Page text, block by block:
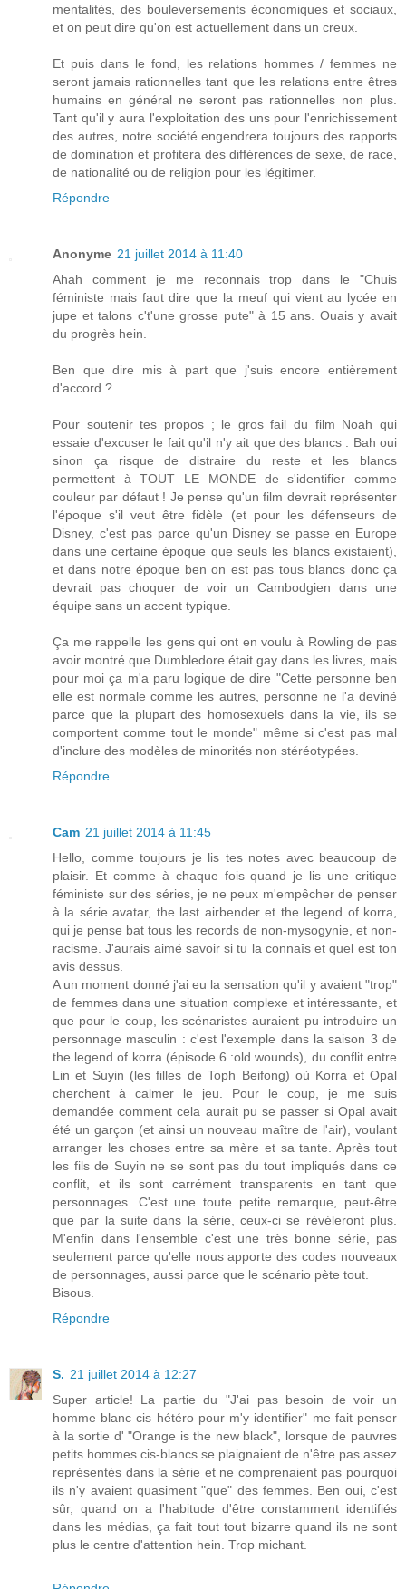
mentalités, des bouleversements économiques et sociaux,
et on peut dire qu'on est actuellement dans un creux.
Et puis dans le fond, les relations hommes / femmes ne
seront jamais rationnelles tant que les relations entre êtres
humains en général ne seront pas rationnelles non plus.
Tant qu'il y aura l'exploitation des uns pour l'enrichissement
des autres, notre société engendrera toujours des rapports
de domination et profitera des différences de sexe, de race,
de nationalité ou de religion pour les légitimer.
Répondre
Anonyme 21 juillet 2014 à 11:40
Ahah comment je me reconnais trop dans le "Chuis
féministe mais faut dire que la meuf qui vient au lycée en
jupe et talons c't'une grosse pute" à 15 ans. Ouais y avait
du progrès hein.
Ben que dire mis à part que j'suis encore entièrement
d'accord ?
Pour soutenir tes propos ; le gros fail du film Noah qui
essaie d'excuser le fait qu'il n'y ait que des blancs : Bah oui
sinon ça risque de distraire du reste et les blancs
permettent à TOUT LE MONDE de s'identifier comme
couleur par défaut ! Je pense qu'un film devrait représenter
l'époque s'il veut être fidèle (et pour les défenseurs de
Disney, c'est pas parce qu'un Disney se passe en Europe
dans une certaine époque que seuls les blancs existaient),
et dans notre époque ben on est pas tous blancs donc ça
devrait pas choquer de voir un Cambodgien dans une
équipe sans un accent typique.
Ça me rappelle les gens qui ont en voulu à Rowling de pas
avoir montré que Dumbledore était gay dans les livres, mais
pour moi ça m'a paru logique de dire "Cette personne ben
elle est normale comme les autres, personne ne l'a deviné
parce que la plupart des homosexuels dans la vie, ils se
comportent comme tout le monde" même si c'est pas mal
d'inclure des modèles de minorités non stéréotypées.
Répondre
Cam 21 juillet 2014 à 11:45
Hello, comme toujours je lis tes notes avec beaucoup de
plaisir. Et comme à chaque fois quand je lis une critique
féministe sur des séries, je ne peux m'empêcher de penser
à la série avatar, the last airbender et the legend of korra,
qui je pense bat tous les records de non-mysogynie, et non-
racisme. J'aurais aimé savoir si tu la connaîs et quel est ton
avis dessus.
A un moment donné j'ai eu la sensation qu'il y avaient "trop"
de femmes dans une situation complexe et intéressante, et
que pour le coup, les scénaristes auraient pu introduire un
personnage masculin : c'est l'exemple dans la saison 3 de
the legend of korra (épisode 6 :old wounds), du conflit entre
Lin et Suyin (les filles de Toph Beifong) où Korra et Opal
cherchent à calmer le jeu. Pour le coup, je me suis
demandée comment cela aurait pu se passer si Opal avait
été un garçon (et ainsi un nouveau maître de l'air), voulant
arranger les choses entre sa mère et sa tante. Après tout
les fils de Suyin ne se sont pas du tout impliqués dans ce
conflit, et ils sont carrément transparents en tant que
personnages. C'est une toute petite remarque, peut-être
que par la suite dans la série, ceux-ci se révéleront plus.
M'enfin dans l'ensemble c'est une très bonne série, pas
seulement parce qu'elle nous apporte des codes nouveaux
de personnages, aussi parce que le scénario pète tout.
Bisous.
Répondre
S. 21 juillet 2014 à 12:27
Super article! La partie du "J'ai pas besoin de voir un
homme blanc cis hétéro pour m'y identifier" me fait penser
à la sortie d' "Orange is the new black", lorsque de pauvres
petits hommes cis-blancs se plaignaient de n'être pas assez
représentés dans la série et ne comprenaient pas pourquoi
ils n'y avaient quasiment "que" des femmes. Ben oui, c'est
sûr, quand on a l'habitude d'être constamment identifiés
dans les médias, ça fait tout tout bizarre quand ils ne sont
plus le centre d'attention hein. Trop michant.